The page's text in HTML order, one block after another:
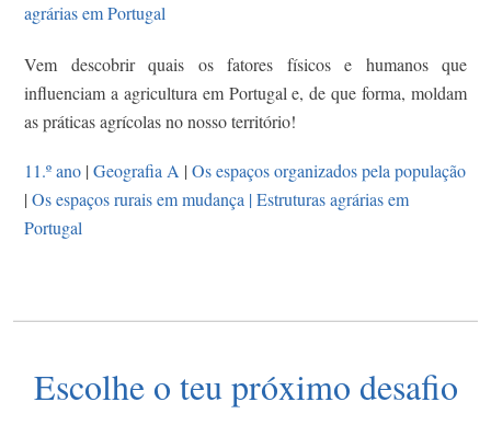
agrárias em Portugal
Vem descobrir quais os fatores físicos e humanos que
influenciam a agricultura em Portugal e, de que forma, moldam
as práticas agrícolas no nosso território!
11.º ano |Geografia A |Os espaços organizados pela população
|Os espaços rurais em mudança | Estruturas agrárias em
Portugal
Escolhe o teu próximo desafio